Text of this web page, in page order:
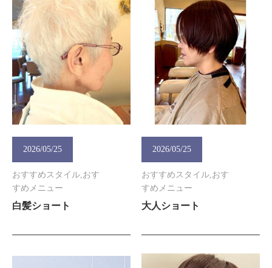
2026/05/25
おすすめスタイル,おす
すめメニュー
白髪ショート
2026/05/25
おすすめスタイル,おす
すめメニュー
大人ショート